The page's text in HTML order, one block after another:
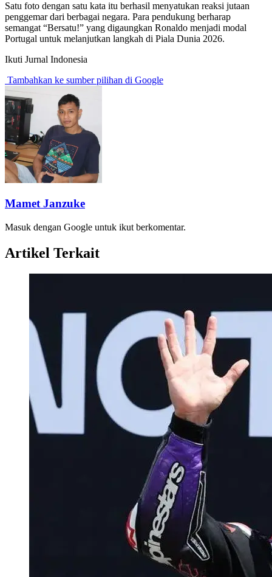
Satu foto dengan satu kata itu berhasil menyatukan reaksi jutaan
penggemar dari berbagai negara. Para pendukung berharap
semangat “Bersatu!” yang digaungkan Ronaldo menjadi modal
Portugal untuk melanjutkan langkah di Piala Dunia 2026.
Ikuti Jurnal Indonesia
Tambahkan ke sumber pilihan di Google
Mamet Janzuke
Masuk dengan Google untuk ikut berkomentar.
Artikel Terkait